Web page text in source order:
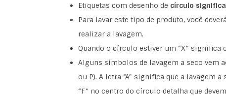
Etiquetas com desenho de círculo
Para lavar este tipo de produto, você
realizar a lavagem.
Quando o círculo estiver um “X” significa
Alguns símbolos de lavagem a seco vem
ou P). A letra “A” significa que a lavagem
“F” no centro do círculo detalha que